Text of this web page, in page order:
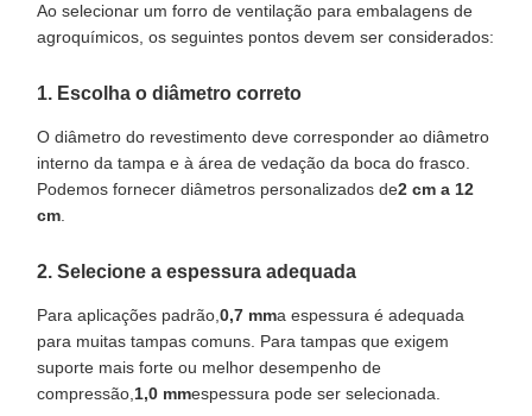
Ao selecionar um forro de ventilação para embalagens de
agroquímicos, os seguintes pontos devem ser considerados:
1. Escolha o diâmetro correto
O diâmetro do revestimento deve corresponder ao diâmetro
interno da tampa e à área de vedação da boca do frasco.
Podemos fornecer diâmetros personalizados de2 cm a 12
cm
2. Selecione a espessura adequada
Para aplicações padrão, 0,7 mma espessura é adequada
para muitas tampas comuns. Para tampas que exigem
suporte mais forte ou melhor desempenho de
compressão, 1,0 mmespessura pode ser selecionada.